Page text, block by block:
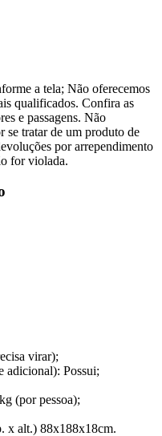
a tela; Não oferecemos
qualificados. Confira as
e passagens. Não
se tratar de um produto de
por arrependimento
for violada.
virar);
adicional): Possui;
(por pessoa);
x alt.) 88x188x18cm.